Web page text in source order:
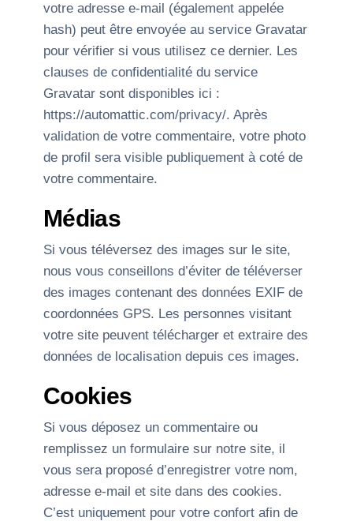
votre adresse e-mail (également appelée
hash) peut être envoyée au service Gravatar
pour vérifier si vous utilisez ce dernier. Les
clauses de confidentialité du service
Gravatar sont disponibles ici :
https://automattic.com/privacy/. Après
validation de votre commentaire, votre photo
de profil sera visible publiquement à coté de
votre commentaire.
Médias
Si vous téléversez des images sur le site,
nous vous conseillons d’éviter de téléverser
des images contenant des données EXIF de
coordonnées GPS. Les personnes visitant
votre site peuvent télécharger et extraire des
données de localisation depuis ces images.
Cookies
Si vous déposez un commentaire ou
remplissez un formulaire sur notre site, il
vous sera proposé d’enregistrer votre nom,
adresse e-mail et site dans des cookies.
C’est uniquement pour votre confort afin de